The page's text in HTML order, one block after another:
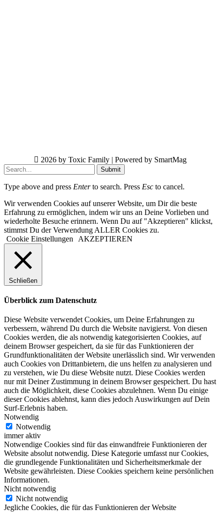
2026 by Toxic Family | Powered by SmartMag
Submit
Type above and press Enterto search. Press Esc to cancel.
Wir verwenden Cookies auf unserer Website, um Dir die beste
Erfahrung zu ermöglichen, indem wir uns an Deine Vorlieben und
wiederholte Besuche erinnern. Wenn Du auf "Akzeptieren" klickst,
stimmst Du der Verwendung ALLER Cookies zu.
Cookie Einstellungen
AKZEPTIEREN
Schließen
Überblick zum Datenschutz
Diese Website verwendet Cookies, um Deine Erfahrungen zu
verbessern, während Du durch die Website navigierst. Von diesen
Cookies werden, die als notwendig kategorisierten Cookies, auf
deinem Browser gespeichert, da sie für das Funktionieren der
Grundfunktionalitäten der Website unerlässlich sind. Wir verwenden
auch Cookies von Drittanbietern, die uns helfen zu analysieren und
zu verstehen, wie Du diese Website nutzt. Diese Cookies werden
nur mit Deiner Zustimmung in deinem Browser gespeichert. Du hast
auch die Möglichkeit, diese Cookies abzulehnen. Wenn Du einige
dieser Cookies ablehnst, kann dies jedoch Auswirkungen auf Dein
Surf-Erlebnis haben.
Notwendig
Notwendig
immer aktiv
Notwendige Cookies sind für das einwandfreie Funktionieren der
Website absolut notwendig. Diese Kategorie umfasst nur Cookies,
die grundlegende Funktionalitäten und Sicherheitsmerkmale der
Website gewährleisten. Diese Cookies speichern keine persönlichen
Informationen.
Nicht notwendig
Nicht notwendig
Jegliche Cookies, die für das Funktionieren der Website